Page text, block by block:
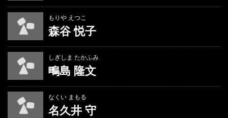
もりや えつこ
森谷 悦子
しぎしま たかふみ
鴫島 隆文
なくい まもる
名久井 守